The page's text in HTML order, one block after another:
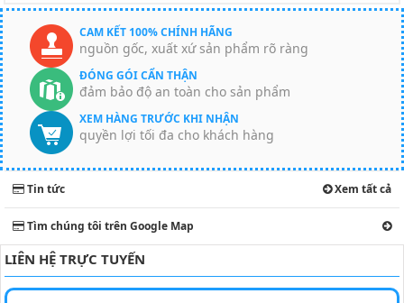
CAM KẾT 100% CHÍNH HÃNG
nguồn gốc, xuất xứ sản phẩm rõ ràng
ĐÓNG GÓI CẨN THẬN
đảm bảo độ an toàn cho sản phẩm
XEM HÀNG TRƯỚC KHI NHẬN
quyền lợi tối đa cho khách hàng
Tin tức Xem tất cả
Tìm chúng tôi trên Google Map
LIÊN HỆ TRỰC TUYẾN